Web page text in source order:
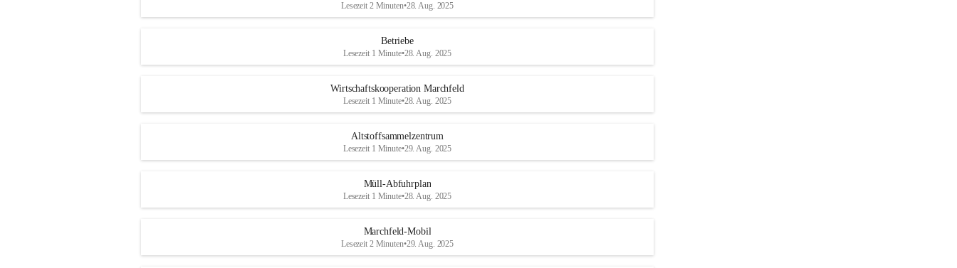
Lesezeit 2 Minuten•28. Aug. 2025
Betriebe
Lesezeit 1 Minute•28. Aug. 2025
Wirtschaftskooperation Marchfeld
Lesezeit 1 Minute•28. Aug. 2025
Altstoffsammelzentrum
Lesezeit 1 Minute•29. Aug. 2025
Müll-Abfuhrplan
Lesezeit 1 Minute•28. Aug. 2025
Marchfeld-Mobil
Lesezeit 2 Minuten•29. Aug. 2025